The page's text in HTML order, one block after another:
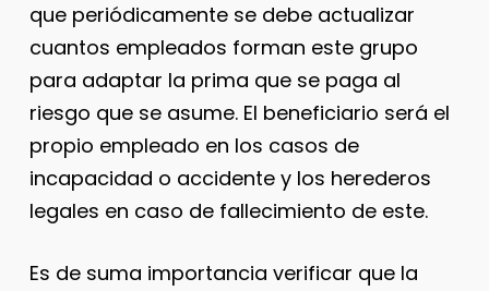
que periódicamente se debe actualizar
cuantos empleados forman este grupo
para adaptar la prima que se paga al
riesgo que se asume. El beneficiario será el
propio empleado en los casos de
incapacidad o accidente y los herederos
legales en caso de fallecimiento de este.
Es de suma importancia verificar que la